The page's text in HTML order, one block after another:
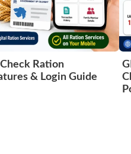
Ration
& Login Guide